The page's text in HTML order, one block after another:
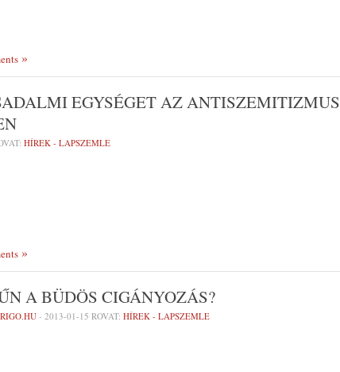
EGYSÉGET AZ ANTISZEMITIZMUS
HÍREK - LAPSZEMLE
A BÜDÖS CIGÁNYOZÁS?
- 2013-01-15 ROVAT: HÍREK - LAPSZEMLE